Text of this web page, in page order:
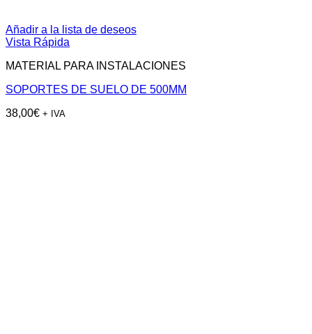
Añadir a la lista de deseos
Vista Rápida
MATERIAL PARA INSTALACIONES
SOPORTES DE SUELO DE 500MM
38,00€ + IVA